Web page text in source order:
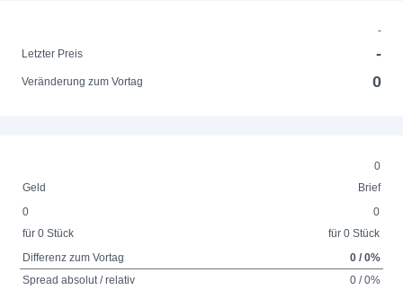
-
Letzter Preis
-
Veränderung zum Vortag 0
0
Geld
Brief
0
für 0 Stück
0
für 0 Stück
Differenz zum Vortag
0 / 0%
Spread absolut / relativ
0 / 0%